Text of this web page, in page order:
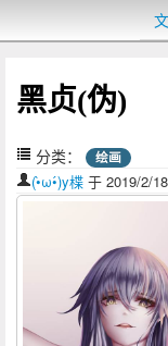
黑贞(伪)
分类： 绘画
(•̀ω•́)y楪 于 2019/2/